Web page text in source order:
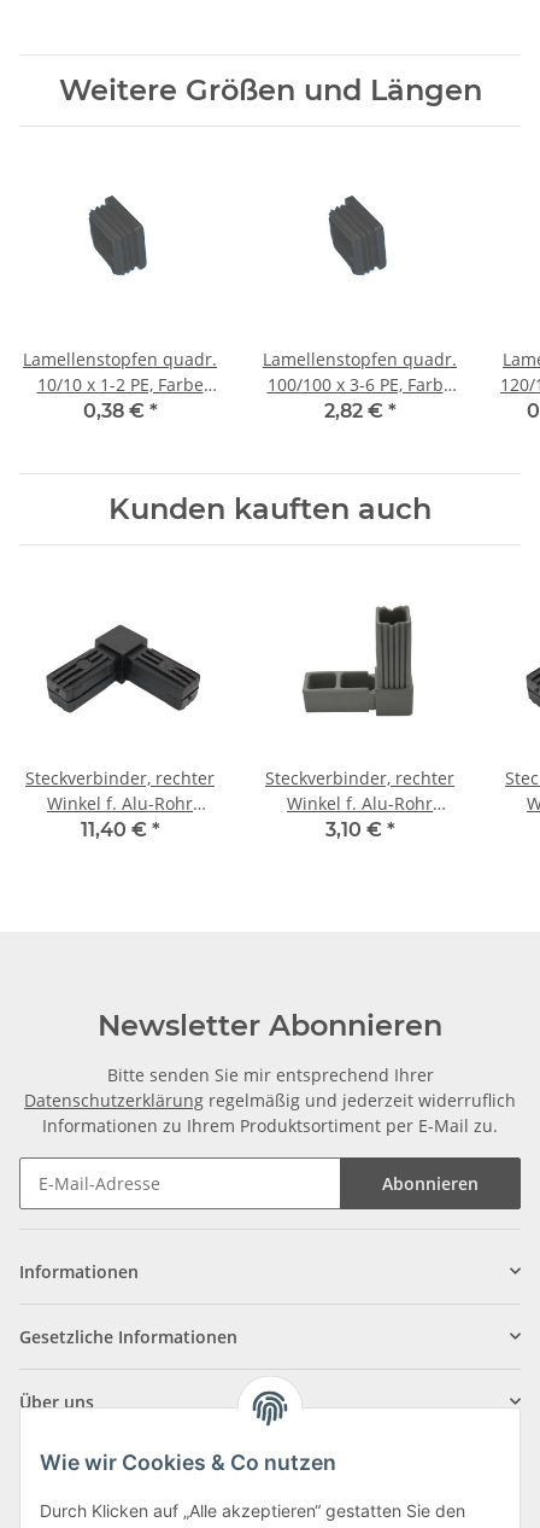
Weitere Größen und Längen
Lamellenstopfen quadr.
10/10 x 1-2 PE, Farbe
schwarz
0,38 € *
Lamellenstopfen quadr.
100/100 x 3-6 PE, Farbe
schwarz
2,82 € *
120/
Kunden kauften auch
Steckverbinder, rechter
Winkel f. Alu-Rohr
20x20x 2,0mm, PA
11,40 € *
Steckverbinder, rechter
Winkel f. Alu-Rohr
20x20x1,5 mm, PA grau
3,10 € *
Newsletter Abonnieren
Bitte senden Sie mir entsprechend Ihrer
Datenschutzerklärung regelmäßig und jederzeit widerruflich
Informationen zu Ihrem Produktsortiment per E-Mail zu.
Abonnieren
Informationen
Gesetzliche Informationen
Über uns
Wie wir Cookies & Co nutzen
Durch Klicken auf „Alle akzeptieren“ gestatten Sie den